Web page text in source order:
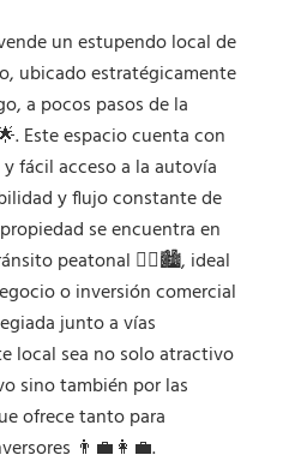
un estupendo local de
ubicado estratégicamente
a pocos pasos de la
Este espacio cuenta con
fácil acceso a la autovía
y flujo constante de
se encuentra en
peatonal 🏃‍♂️🏙️, ideal
o inversión comercial
junto a vías
local sea no solo atractivo
sino también por las
ofrece tanto para
👨‍💼👩‍💼.